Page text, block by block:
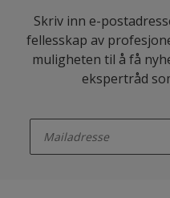
Skriv inn e-
fellesskap av
muligheten til å få
ekspertråd